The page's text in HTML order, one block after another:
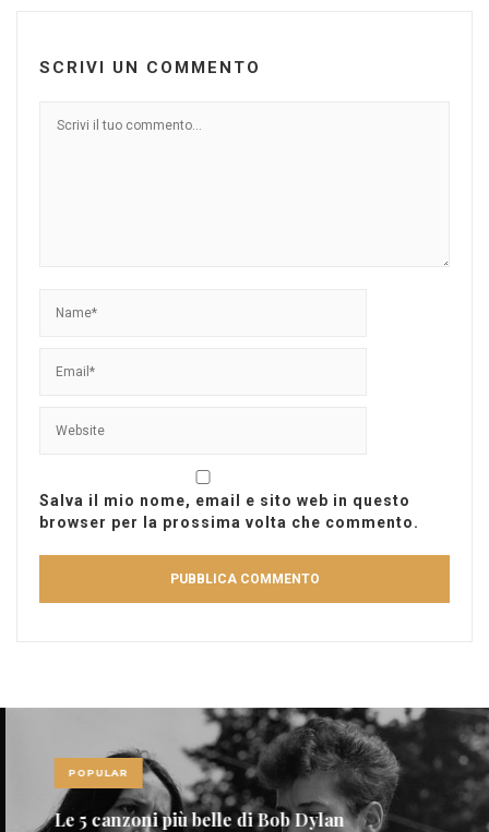
SCRIVI UN COMMENTO
Salva il mio nome, email e sito web in questo
browser per la prossima volta che commento.
POPULAR
Le 5 canzoni più belle di Bob Dylan